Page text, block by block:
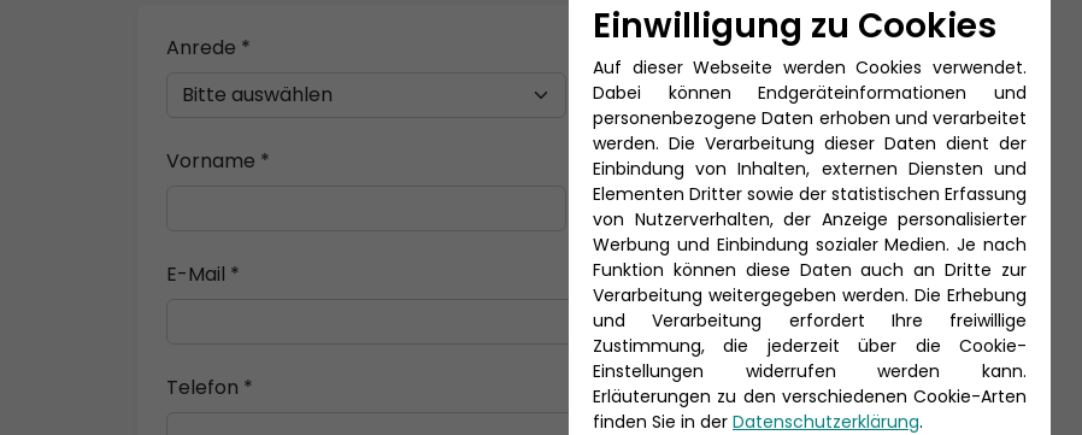
Anrede *
Vorname * Nachname *
E-Mail *
Telefon *
Einwilligung zu Cookies
Auf dieser Webseite werden Cookies verwendet.
Dabei können Endgeräteinformationen und
personenbezogene Daten erhoben und verarbeitet
werden. Die Verarbeitung dieser Daten dient der
Einbindung von Inhalten, externen Diensten und
Elementen Dritter sowie der statistischen Erfassung
von Nutzerverhalten, der Anzeige personalisierter
Werbung und Einbindung sozialer Medien. Je nach
Funktion können diese Daten auch an Dritte zur
Verarbeitung weitergegeben werden. Die Erhebung
und Verarbeitung erfordert Ihre freiwillige
Zustimmung, die jederzeit über die Cookie-
Einstellungen widerrufen werden kann.
Erläuterungen zu den verschiedenen Cookie-Arten
finden Sie in der Datenschutzerklärung.